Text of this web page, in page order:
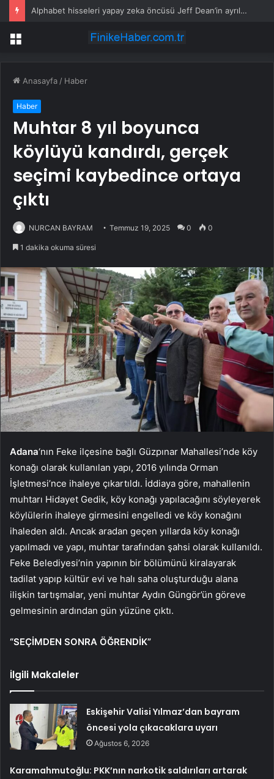
Alphabet hisseleri yapay zeka öncüsü Jeff Dean’in ayrılmasıyla %5 düştü
Menü
Anasayfa / Haber
Haber
Muhtar 8 yıl boyunca
köylüyü kandırdı, gerçek
seçimi kaybedince ortaya
çıktı
NURCAN BAYRAM Temmuz 19, 2025 0 0
1 dakika okuma süresi
Adana‘nın Feke ilçesine bağlı Güzpınar Mahallesi’nde köy
konağı olarak kullanılan yapı, 2016 yılında Orman
İşletmesi’nce ihaleye çıkartıldı. İddiaya göre, mahallenin
muhtarı Hidayet Gedik, köy konağı yapılacağını söyleyerek
köylülerin ihaleye girmesini engelledi ve köy konağını
ihaleden aldı. Ancak aradan geçen yıllarda köy konağı
yapılmadı ve yapı, muhtar tarafından şahsi olarak kullanıldı.
Feke Belediyesi’nin yapının bir bölümünü kiralayarak
tadilat yapıp kültür evi ve halı saha oluşturduğu alana
ilişkin tartışmalar, yeni muhtar Aydın Güngör’ün göreve
gelmesinin ardından gün yüzüne çıktı.
“SEÇİMDEN SONRA ÖĞRENDİK”
İlgili Makaleler
Eskişehir Valisi Yılmaz’dan bayram
öncesi yola çıkacaklara uyarı
Ağustos 6, 2026
Karamahmutoğlu: PKK’nın narkotik saldırıları artarak